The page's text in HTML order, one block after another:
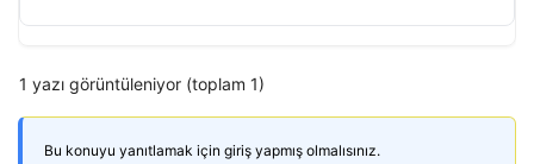
1 yazı görüntüleniyor (toplam 1)
Bu konuyu yanıtlamak için giriş yapmış olmalısınız.